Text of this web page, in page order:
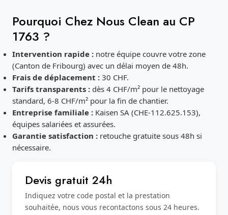
Pourquoi Chez Nous Clean au CP
1763 ?
Intervention rapide :notre équipe couvre votre zone
(Canton de Fribourg) avec un délai moyen de 48h.
Frais de déplacement :30 CHF.
Tarifs transparents :dès 4 CHF/m² pour le nettoyage
standard, 6-8 CHF/m² pour la fin de chantier.
Entreprise familiale :Kaisen SA (CHE-112.625.153),
équipes salariées et assurées.
Garantie satisfaction :retouche gratuite sous 48h si
nécessaire.
Devis gratuit 24h
Indiquez votre code postal et la prestation
souhaitée, nous vous recontactons sous 24 heures.